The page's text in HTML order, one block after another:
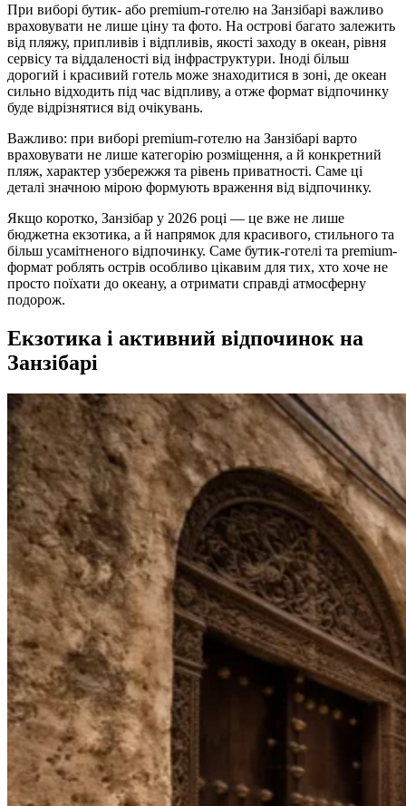
При виборі бутик- або premium-готелю на Занзібарі важливо
враховувати не лише ціну та фото. На острові багато залежить
від пляжу, припливів і відпливів, якості заходу в океан, рівня
сервісу та віддаленості від інфраструктури. Іноді більш
дорогий і красивий готель може знаходитися в зоні, де океан
сильно відходить під час відпливу, а отже формат відпочинку
буде відрізнятися від очікувань.
Важливо: при виборі premium-готелю на Занзібарі варто
враховувати не лише категорію розміщення, а й конкретний
пляж, характер узбережжя та рівень приватності. Саме ці
деталі значною мірою формують враження від відпочинку.
Якщо коротко, Занзібар у 2026 році — це вже не лише
бюджетна екзотика, а й напрямок для красивого, стильного та
більш усамітненого відпочинку. Саме бутик-готелі та premium-
формат роблять острів особливо цікавим для тих, хто хоче не
просто поїхати до океану, а отримати справді атмосферну
подорож.
Екзотика і активний відпочинок на
Занзібарі